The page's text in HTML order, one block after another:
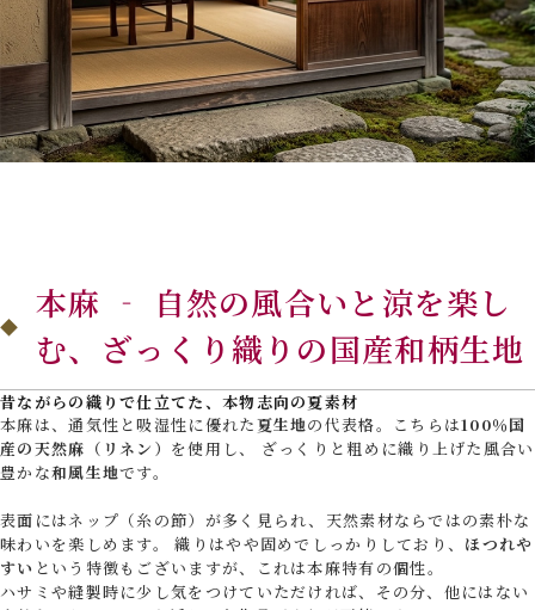
本麻 ‐ 自然の風合いと涼を楽し
む、ざっくり織りの国産和柄生地
昔ながらの織りで仕立てた、本物志向の夏素材
本麻は、通気性と吸湿性に優れた夏生地の代表格。こちらは100％国
産の天然麻（リネン） を使用し、 ざっくりと粗めに織り上げた風合い
豊かな和風生地です。
表面にはネップ（糸の節）が多く見られ、天然素材ならではの素朴な
味わいを楽しめます。 織りはやや固めでしっかりしており、 ほつれや
すい という特徴もございますが、これは本麻特有の個性。
ハサミや縫製時に少し気をつけていただければ、その分、他にはない